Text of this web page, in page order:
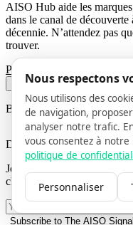
AISO Hub aide les
dans le canal de
décennie. N’attendez pas
trouver.
Parlez à un expert
BEFORE YOU GO
Don't miss the AI search
Join
changing how customers
Subscribe to The AISO Signal
Nous respectons
Nous utilisons des
de navigation,
analyser notre trafic.
vous consentez à notre
politique de
Personnaliser